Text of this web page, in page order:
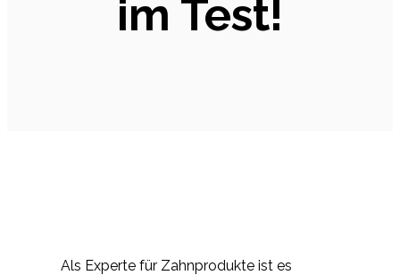
im Test!
Als Experte für Zahnprodukte ist es